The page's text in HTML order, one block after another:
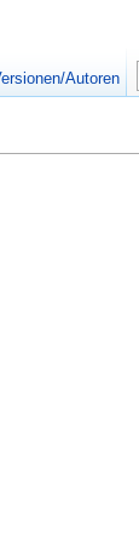
Autoren